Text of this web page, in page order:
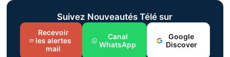
Suivez Nouveautés Télé sur
Recevoir
les alertes
mail
Canal
WhatsApp
Google
Discover